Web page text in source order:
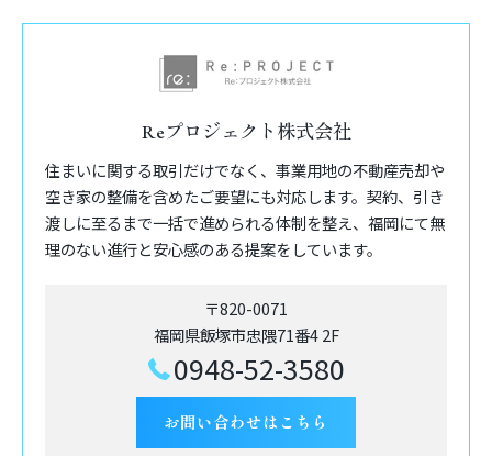
Reプロジェクト株式会社
住まいに関する取引だけでなく、事業用地の不動産売却や
空き家の整備を含めたご要望にも対応します。契約、引き
渡しに至るまで一括で進められる体制を整え、福岡にて無
理のない進行と安心感のある提案をしています。
〒820-0071
福岡県飯塚市忠隈71番4 2F
0948-52-3580
お問い合わせはこちら